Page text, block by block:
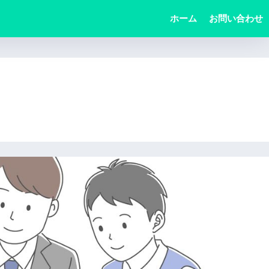
ホーム お問い合わせ